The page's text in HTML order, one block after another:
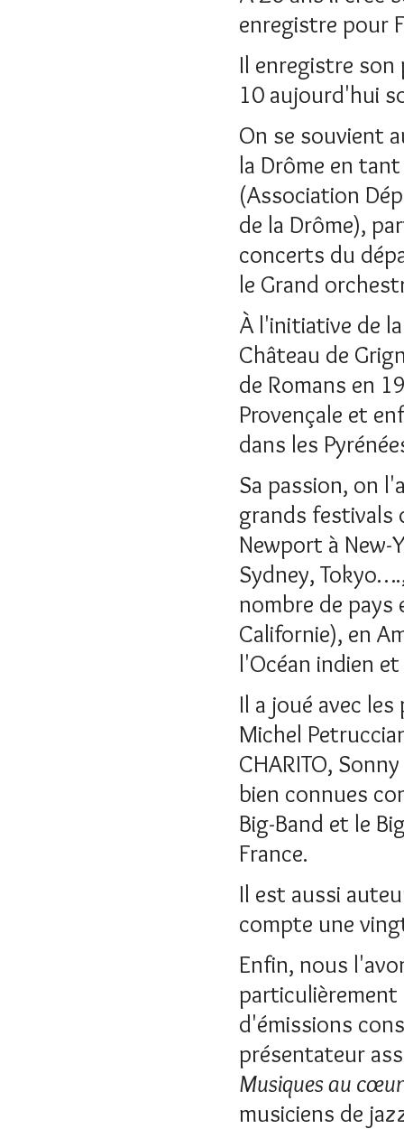
enregistre pour
Il enregistre son
10 aujourd'hui
On se souvient
la Drôme en
(Association
de la Drôme),
concerts du
le Grand
À l'initiative de
Château de
de Romans en
Provençale et
dans les
Sa passion, on
grands festivals
Newport à New-
Sydney,
nombre de pays
Californie), en
l'Océan indien
Il a joué avec
Michel
CHARITO,
bien connues
Big-Band et le
France.
Il est aussi
compte une
Enfin, nous
particulièrement
d'émissions
présentateur
Musiques au cœur
musiciens de